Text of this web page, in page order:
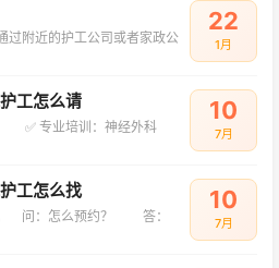
过附近的护工公司或者家政公
22
1月
工怎么请
脑科陪护，选贴心护工的理由： ✅ 专业培训：神经外科
10
7月
工怎么找
中南大学湘雅医院护工陪护服务， 问：怎么预约？ 答：
10
7月